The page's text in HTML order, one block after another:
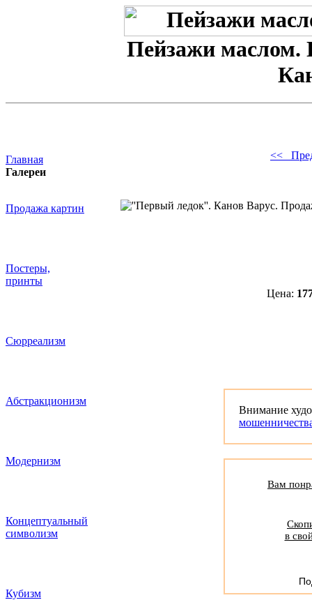
Пейзажи маслом.
Главная
Галереи
Продажа картин
Постеры,
принты
Сюрреализм
Абстракционизм
Модернизм
Концептуальный
символизм
Кубизм
<<
Цена:
Внимание
Вам
в